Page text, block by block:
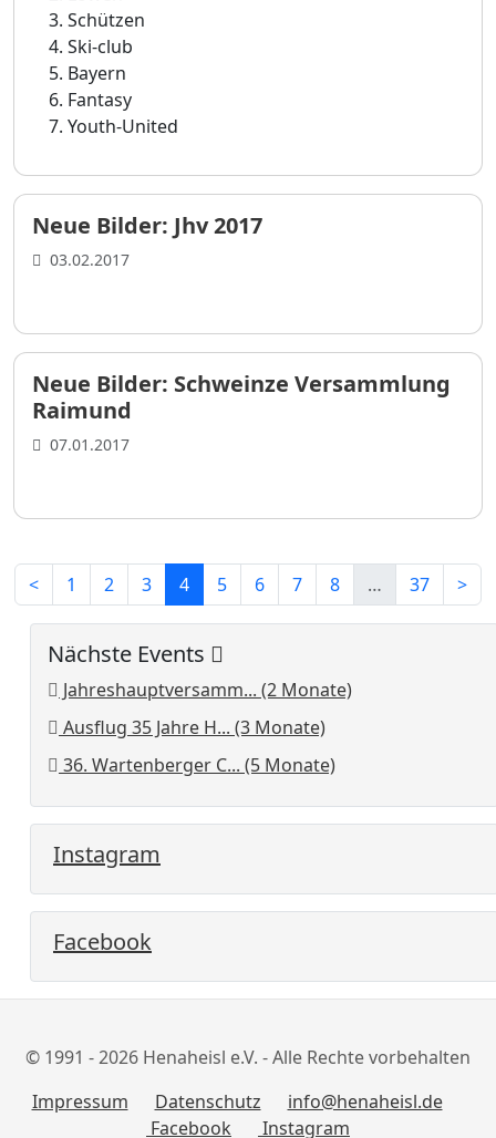
Schützen
Ski-club
Bayern
Fantasy
Youth-United
Neue Bilder: Jhv 2017
03.02.2017
Neue Bilder: Schweinze Versammlung
Raimund
07.01.2017
< 1 2 3 4 5 6 7 8 … 37 >
Nächste Events
Jahreshauptversamm... (2 Monate)
Ausflug 35 Jahre H... (3 Monate)
36. Wartenberger C... (5 Monate)
Instagram
Facebook
© 1991 - 2026 Henaheisl e.V. - Alle Rechte vorbehalten
Impressum
Datenschutz
info@henaheisl.de
Facebook
Instagram